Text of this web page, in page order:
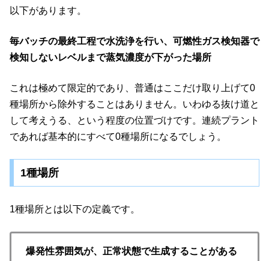
以下があります。
毎バッチの最終工程で水洗浄を行い、可燃性ガス検知器で
検知しないレベルまで蒸気濃度が下がった場所
これは極めて限定的であり、普通はここだけ取り上げて0
種場所から除外することはありません。いわゆる抜け道と
して考えうる、という程度の位置づけです。連続プラント
であれば基本的にすべて0種場所になるでしょう。
1種場所
1種場所とは以下の定義です。
爆発性雰囲気が、正常状態で生成することがある